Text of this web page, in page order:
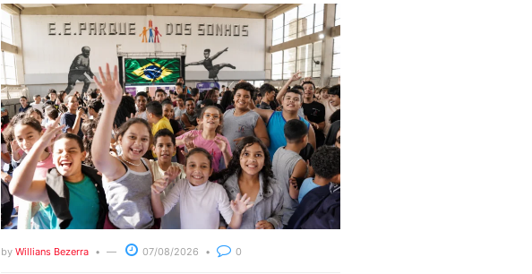
by Willians Bezerra 07/08/2026 0